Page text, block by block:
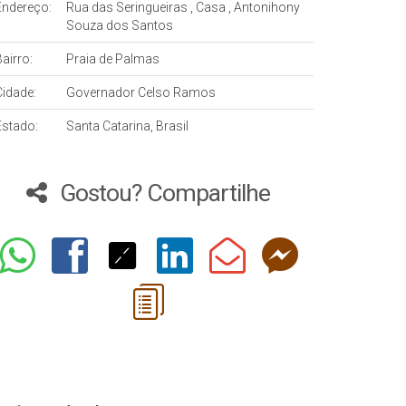
Rua das Seringueiras Casa
Antonihony
Souza dos Santos
Praia de Palmas
Governador Celso Ramos
Santa Catarina, Brasil
Gostou? Compartilhe